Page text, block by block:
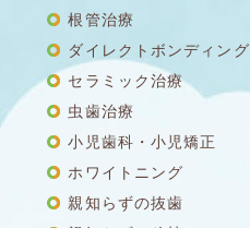
根管治療
ダイレクトボンディング
セラミック治療
虫歯治療
小児歯科・小児矯正
ホワイトニング
親知らずの抜歯